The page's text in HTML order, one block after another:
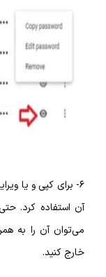
۶- برای کپی و یا
آن استفاده کرد.
می‌توان آن را به
خارج کنید.